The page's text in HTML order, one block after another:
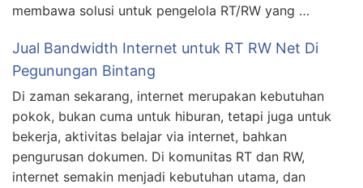
membawa solusi untuk pengelola RT/RW yang …
Jual Bandwidth Internet untuk RT RW Net Di
Pegunungan Bintang
Di zaman sekarang, internet merupakan kebutuhan
pokok, bukan cuma untuk hiburan, tetapi juga untuk
bekerja, aktivitas belajar via internet, bahkan
pengurusan dokumen. Di komunitas RT dan RW,
internet semakin menjadi kebutuhan utama, dan